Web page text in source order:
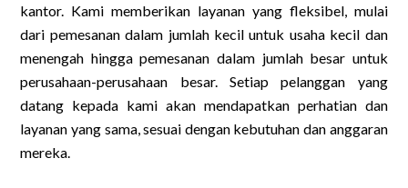
kantor. Kami memberikan layanan yang fleksibel, mulai
dari pemesanan dalam jumlah kecil untuk usaha kecil dan
menengah hingga pemesanan dalam jumlah besar untuk
perusahaan-perusahaan besar. Setiap pelanggan yang
datang kepada kami akan mendapatkan perhatian dan
layanan yang sama, sesuai dengan kebutuhan dan anggaran
mereka.